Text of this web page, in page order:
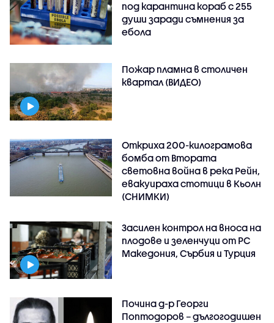
под карантина кораб с 255
души заради съмнения за
ебола
Пожар пламна в столичен
квартал (ВИДЕО)
Откриха 200-килограмова
бомба от Втората
световна война в река Рейн,
евакуираха стотици в Кьолн
(СНИМКИ)
Засилен контрол на вноса на
плодове и зеленчуци от РС
Македония, Сърбия и Турция
Почина д-р Георги
Поптодоров – дългогодишен